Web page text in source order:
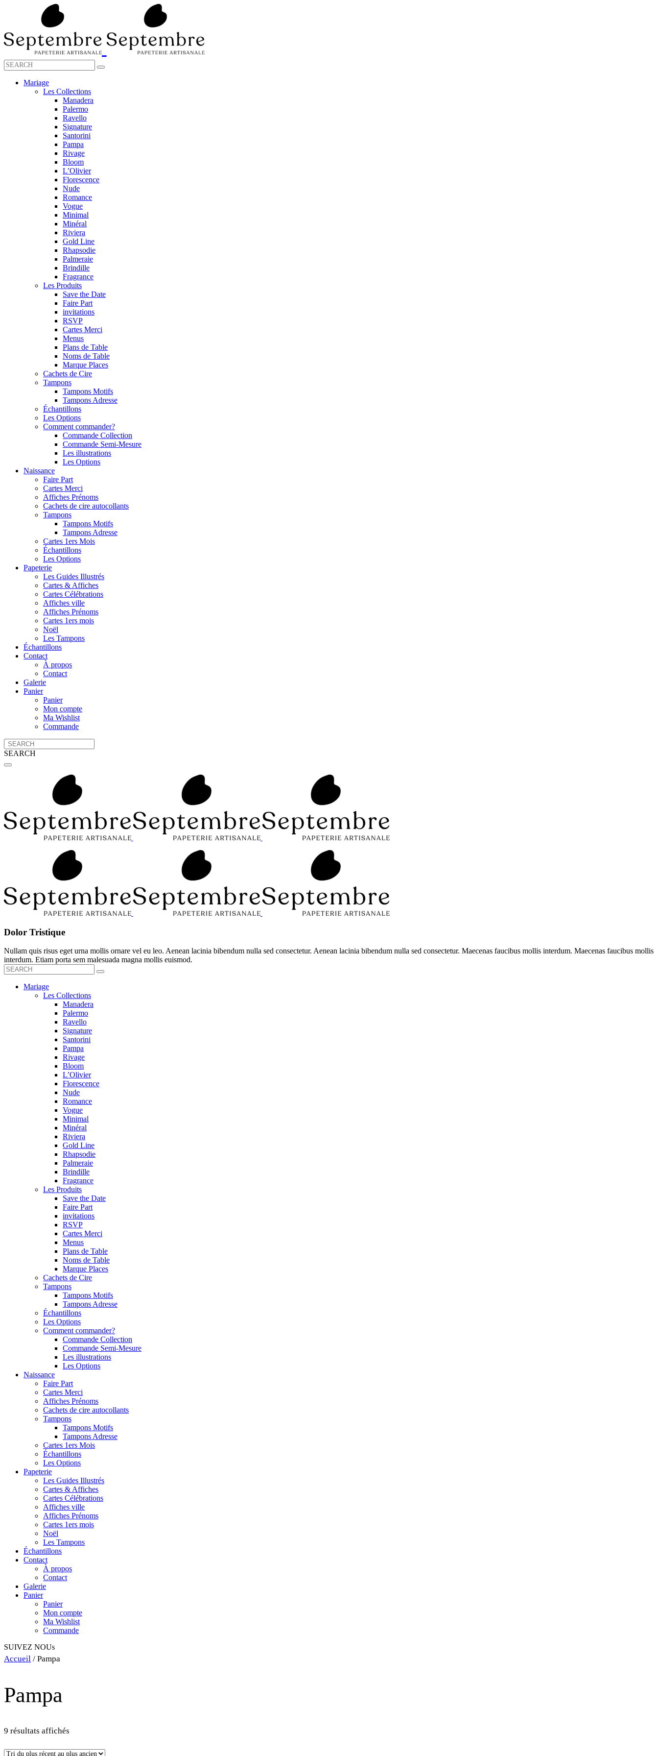
Mariage
Les Collections
Manadera
Palermo
Ravello
Signature
Santorini
Pampa
Rivage
Bloom
L’Olivier
Florescence
Nude
Romance
Vogue
Minimal
Minéral
Riviera
Gold Line
Rhapsodie
Palmeraie
Brindille
Fragrance
Les Produits
Save the Date
Faire Part
invitations
RSVP
Cartes Merci
Menus
Plans de Table
Noms de Table
Marque Places
Cachets de Cire
Tampons
Tampons Motifs
Tampons Adresse
Échantillons
Les Options
Comment commander?
Commande Collection
Commande Semi-Mesure
Les illustrations
Les Options
Naissance
Faire Part
Cartes Merci
Affiches Prénoms
Cachets de cire autocollants
Tampons
Tampons Motifs
Tampons Adresse
Cartes 1ers Mois
Échantillons
Les Options
Papeterie
Les Guides Illustrés
Cartes & Affiches
Cartes Célébrations
Affiches ville
Affiches Prénoms
Cartes 1ers mois
Noël
Les Tampons
Échantillons
Contact
À propos
Contact
Galerie
Panier
Panier
Mon compte
Ma Wishlist
Commande
SEARCH
Dolor Tristique
Nullam quis risus eget urna mollis ornare vel eu leo. Aenean lacinia bibendum nulla sed consectetur. Aenean lacinia bibendum nulla sed consectetur. Maecenas faucibus mollis interdum. Maecenas faucibus mollis
interdum. Etiam porta sem malesuada magna mollis euismod.
Mariage
Les Collections
Manadera
Palermo
Ravello
Signature
Santorini
Pampa
Rivage
Bloom
L’Olivier
Florescence
Nude
Romance
Vogue
Minimal
Minéral
Riviera
Gold Line
Rhapsodie
Palmeraie
Brindille
Fragrance
Les Produits
Save the Date
Faire Part
invitations
RSVP
Cartes Merci
Menus
Plans de Table
Noms de Table
Marque Places
Cachets de Cire
Tampons
Tampons Motifs
Tampons Adresse
Échantillons
Les Options
Comment commander?
Commande Collection
Commande Semi-Mesure
Les illustrations
Les Options
Naissance
Faire Part
Cartes Merci
Affiches Prénoms
Cachets de cire autocollants
Tampons
Tampons Motifs
Tampons Adresse
Cartes 1ers Mois
Échantillons
Les Options
Papeterie
Les Guides Illustrés
Cartes & Affiches
Cartes Célébrations
Affiches ville
Affiches Prénoms
Cartes 1ers mois
Noël
Les Tampons
Échantillons
Contact
À propos
Contact
Galerie
Panier
Panier
Mon compte
Ma Wishlist
Commande
SUIVEZ NOUs
Accueil / Pampa
Pampa
9 résultats affichés